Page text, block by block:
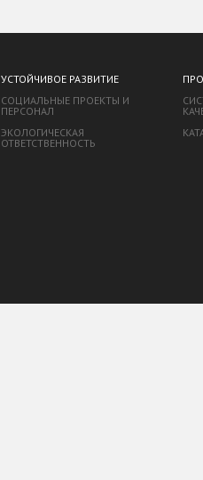
УСТОЙЧИВОЕ РАЗВИТИЕ
СОЦИАЛЬНЫЕ ПРОЕКТЫ И
ПЕРСОНАЛ
ЭКОЛОГИЧЕСКАЯ
ОТВЕТСТВЕННОСТЬ